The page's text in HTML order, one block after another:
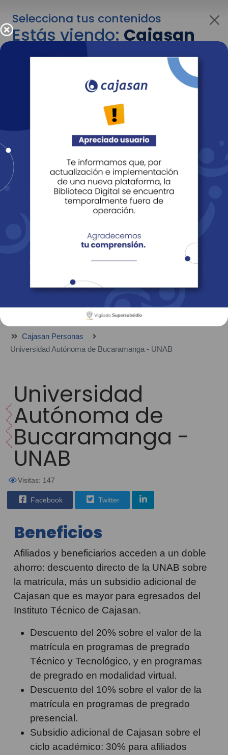
Selecciona tus contenidos
Estás viendo:Cajasan
para personas
Para cambiar al contenido de tu interés más
adelante recuerda utilizar el menú
Entendido
Revista Fácil Vivir
Sedes Directorio Servicios En Línea
Cajasan Personas
Universidad Autónoma de Bucaramanga - UNAB
Universidad
Autónoma de
Bucaramanga -
UNAB
Visitas: 147
Facebook Twitter
Beneficios
Afiliados y beneficiarios acceden a un doble
ahorro: descuento directo de la UNAB sobre
la matrícula, más un subsidio adicional de
Cajasan que es mayor para egresados del
Instituto Técnico de Cajasan.
Descuento del 20% sobre el valor de la
matrícula en programas de pregrado
Técnico y Tecnológico, y en programas
de pregrado en modalidad virtual.
Descuento del 10% sobre el valor de la
matrícula en programas de pregrado
presencial.
Subsidio adicional de Cajasan sobre el
ciclo académico: 30% para afiliados